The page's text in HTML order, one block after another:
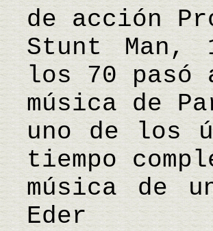
de acción
Stunt Man,
los 70 pasó
música de
uno de los
tiempo
música de
Eder